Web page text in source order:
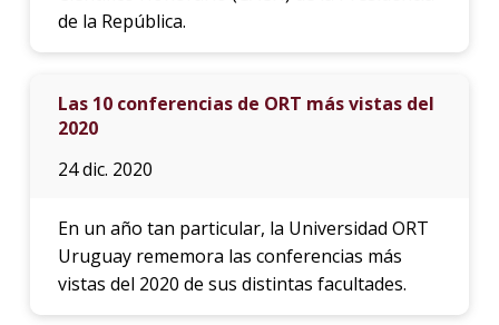
de la República.
Las 10 conferencias de ORT más vistas del
2020
24 dic. 2020
En un año tan particular, la Universidad ORT
Uruguay rememora las conferencias más
vistas del 2020 de sus distintas facultades.